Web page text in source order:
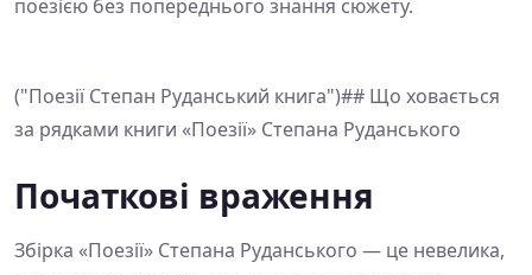
поезією без попереднього знання сюжету.
("Поезії Степан Руданський книга")## Що ховається
за рядками книги «Поезії» Степана Руданського
Початкові враження
Збірка «Поезії» Степана Руданського — це невелика,